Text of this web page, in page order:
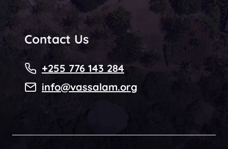
Contact Us
+255 776 143 284
info@vassalam.org